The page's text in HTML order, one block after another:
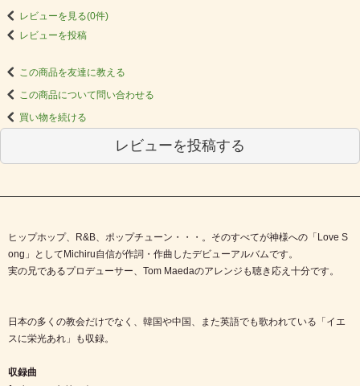
レビューを見る(0件)
レビューを投稿
この商品を友達に教える
この商品について問い合わせる
買い物を続ける
レビューを投稿する
ヒップホップ、R&B、ポップチューン・・・。そのすべてが神様への「Love S
ong」としてMichiru自信が作詞・作曲したデビューアルバムです。
実の兄であるプロデューサー、Tom Maedaのアレンジも聴き応え十分です。
日本の多くの教会だけでなく、韓国や中国、また英語でも歌われている「イエ
スに栄光あれ」も収録。
収録曲